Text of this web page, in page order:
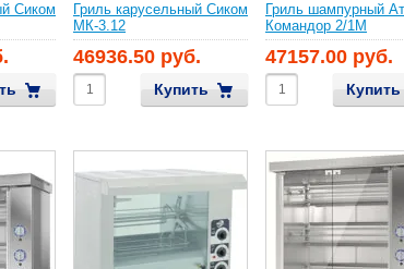
Сиком
Гриль карусельный Сиком
МК-3.12
46936.50 руб.
Купить
Гриль шампурный
Командор 2/1М
47157.00 руб.
Купить